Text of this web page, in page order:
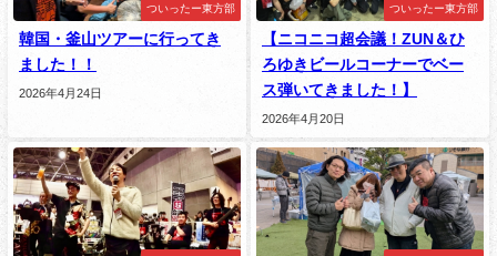
ついったー東方部
韓国・釜山ツアーに行ってき
ました！！
2026年4月24日
ついったー東方部
【ニコニコ超会議！ZUN＆ひ
ろゆきビールコーナーでベー
ス弾いてきました！】
2026年4月20日